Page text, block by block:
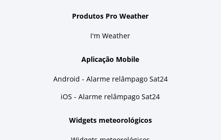
Produtos Pro Weather
I'm Weather
Aplicação Mobile
Android - Alarme relâmpago Sat24
iOS - Alarme relâmpago Sat24
Widgets meteorológicos